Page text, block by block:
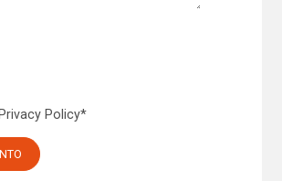
Privacy Policy*